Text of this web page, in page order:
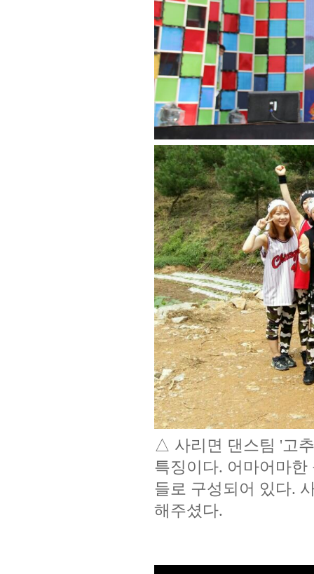
△ 사리면 댄스팀 '고
특징이다. 어마어마
들로 구성되어 있다.
해주셨다.